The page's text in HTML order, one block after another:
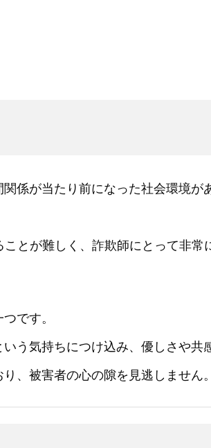
係が当たり前になった社会環境が
とが難しく、詐欺師にとって非常
です。
う気持ちにつけ込み、優しさや共
、被害者の心の隙を見逃しません。